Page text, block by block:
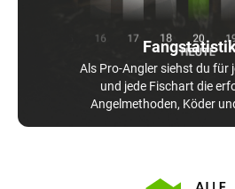
Als Pro-Angler siehst du für
und jede Fischart die
Angelmethoden, Köder